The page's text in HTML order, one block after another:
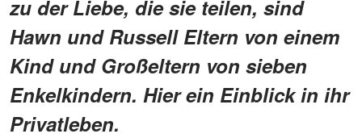
zu der Liebe, die sie teilen, sind
Hawn und Russell Eltern von einem
Kind und Großeltern von sieben
Enkelkindern. Hier ein Einblick in ihr
Privatleben.